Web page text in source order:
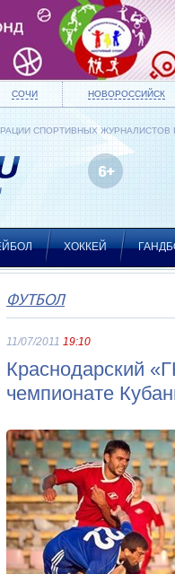
СОЧИ НОВОРОССИЙСК
СПОРТИВНЫХ ЖУРНАЛИСТОВ
ХОККЕЙ
ФУТБОЛ
11/07/2011 19:10
Краснодарский
чемпионате